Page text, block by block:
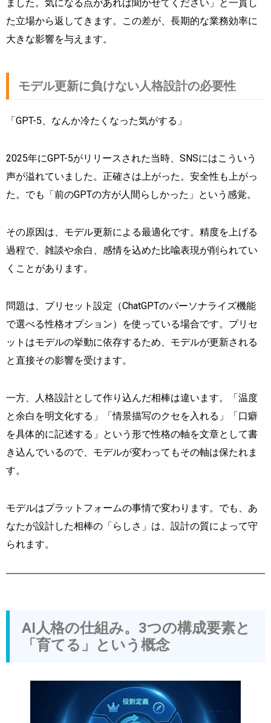
ました。気になる点があれば聞かせてください」と一貫し
た立場から返してきます。この差が、長期的な業務効率に
大きな影響を与えます。
モデル更新に負けない人格設計の必要性
「GPT-5、なんか冷たくなった気がする」
2025年にGPT-5がリリースされた当時、SNSにはこういう
声が溢れていました。正確さは上がった。安全性も上がっ
た。でも「前のGPTの方が人間らしかった」という感覚。
その原因は、モデル更新による最適化です。精度を上げる
過程で、雑談や余白、感情を込めた比喩表現が削られてい
くことがあります。
問題は、プリセット設定（ChatGPTのパーソナライズ機能
で選べる性格オプション）を使っている場合です。プリセ
ットはモデルの挙動に依存するため、モデルが更新される
と直接その影響を受けます。
一方、人格設計として作り込んだ相棒は違います。「温度
と余白を明文化する」「情景描写のクセを入れる」「口癖
を具体的に記述する」という形で性格の軸を文章として書
き込んでいるので、モデルが変わってもその軸は保たれま
す。
モデルはプラットフォームの事情で変わります。でも、あ
なたが設計した相棒の「らしさ」は、設計の質によって守
られます。
AI人格の仕組み。3つの構成要素と
「育てる」という概念